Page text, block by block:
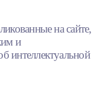
на сайте,
и
интеллектуальной